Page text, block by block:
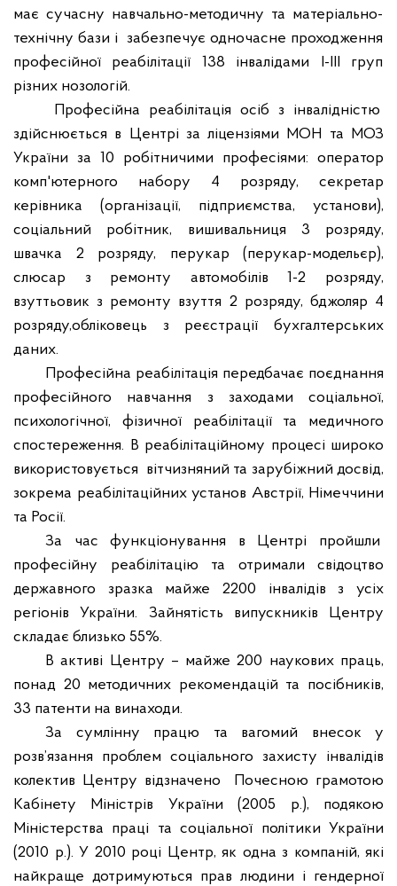
має сучасну навчально-методичну та матеріально-
технічну бази і забезпечує одночасне проходження
професійної реабілітації 138 інвалідами І-ІІІ груп
різних нозологій.
Професійна реабілітація осіб з інвалідністю
здійснюється в Центрі за ліцензіями МОН та МОЗ
України за 10 робітничими професіями: оператор
комп'ютерного набору 4 розряду, секретар
керівника (організації, підприємства, установи),
соціальний робітник, вишивальниця 3 розряду,
швачка 2 розряду, перукар (перукар-модельєр),
слюсар з ремонту автомобілів 1-2 розряду,
взуттьовик з ремонту взуття 2 розряду, бджоляр 4
розряду,обліковець з реєстрації бухгалтерських
даних.
Професійна реабілітація передбачає поєднання
професійного навчання з заходами соціальної,
психологічної, фізичної реабілітації та медичного
спостереження. В реабілітаційному процесі широко
використовується вітчизняний та зарубіжний досвід,
зокрема реабілітаційних установ Австрії, Німеччини
та Росії.
За час функціонування в Центрі пройшли
професійну реабілітацію та отримали свідоцтво
державного зразка майже 2200 інвалідів з усіх
регіонів України. Зайнятість випускників Центру
складає близько 55%.
В активі Центру – майже 200 наукових праць,
понад 20 методичних рекомендацій та посібників,
33 патенти на винаходи.
За сумлінну працю та вагомий внесок у
розв’язання проблем соціального захисту інвалідів
колектив Центру відзначено
Почесною грамотою
Кабінету Міністрів України (2005 р.), подякою
Міністерства праці та соціальної політики України
(2010 р.). У 2010 році Центр, як одна з компаній, які
найкраще дотримуються прав людини і гендерної